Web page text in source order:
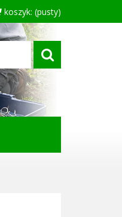
koszyk: (pusty)